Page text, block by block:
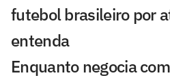
futebol brasileiro por
entenda
Enquanto negocia